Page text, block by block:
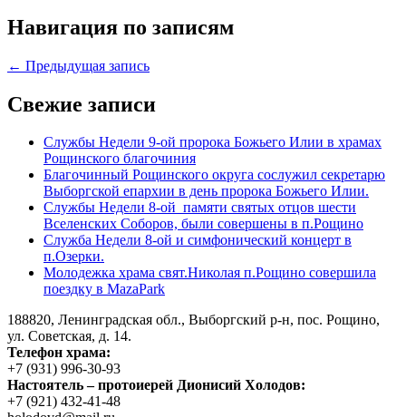
Навигация по записям
← Предыдущая запись
Свежие записи
Службы Недели 9-ой пророка Божьего Илии в храмах
Рощинского благочиния
Благочинный Рощинского округа сослужил секретарю
Выборгской епархии в день пророка Божьего Илии.
Службы Недели 8-ой памяти святых отцов шести
Вселенских Соборов, были совершены в п.Рощино
Служба Недели 8-ой и симфонический концерт в
п.Озерки.
Молодежка храма свят.Николая п.Рощино совершила
поездку в MazaPark
188820, Ленинградская обл., Выборгский р-н, пос. Рощино,
ул. Советская, д. 14.
Телефон храма:
+7 (931) 996-30-93
Настоятель – протоиерей Дионисий Холодов:
+7 (921) 432-41-48